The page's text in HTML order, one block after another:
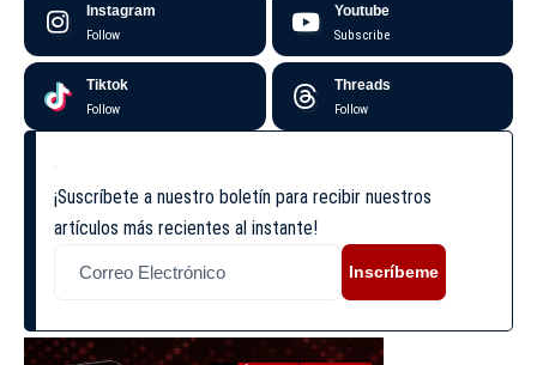
Instagram
Follow
Youtube
Subscribe
Tiktok
Follow
Threads
Follow
¡Suscríbete a nuestro boletín para recibir nuestros
artículos más recientes al instante!
Inscríbeme